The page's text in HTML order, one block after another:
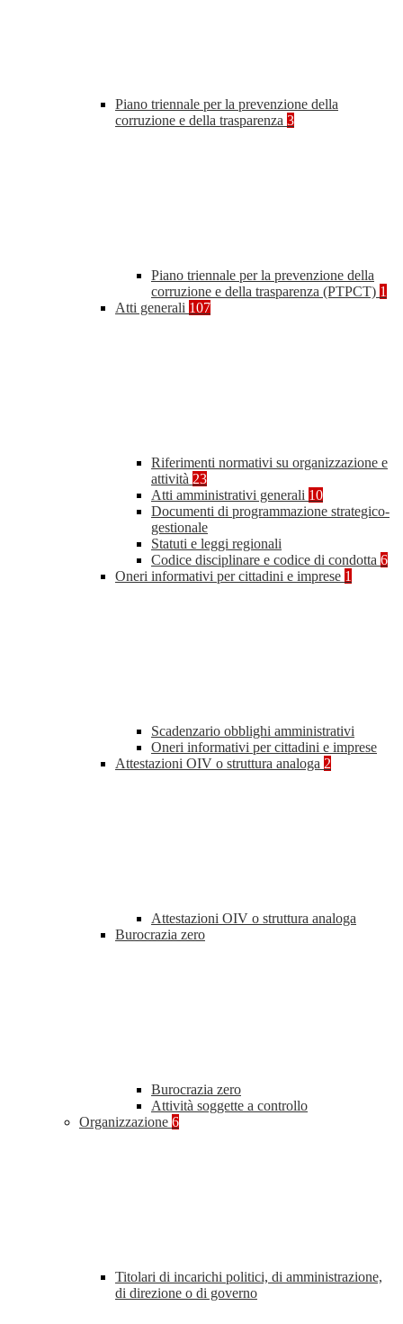
Piano triennale per la prevenzione della
corruzione e della trasparenza 3
Piano triennale per la prevenzione della
corruzione e della trasparenza (PTPCT) 1
Atti generali 107
Riferimenti normativi su organizzazione e
attività 23
Atti amministrativi generali 10
Documenti di programmazione strategico-
gestionale
Statuti e leggi regionali
Codice disciplinare e codice di condotta 6
Oneri informativi per cittadini e imprese 1
Scadenzario obblighi amministrativi
Oneri informativi per cittadini e imprese
Attestazioni OIV o struttura analoga 2
Attestazioni OIV o struttura analoga
Burocrazia zero
Burocrazia zero
Attività soggette a controllo
Organizzazione 6
Titolari di incarichi politici, di amministrazione,
di direzione o di governo